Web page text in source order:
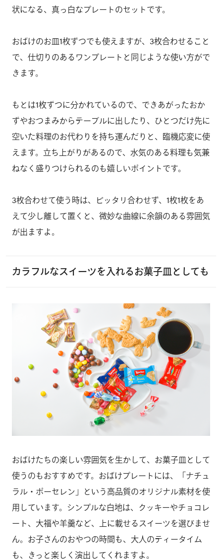
状になる、真っ白なプレートのセットです。
おばけのお皿1枚ずつでも使えますが、3枚合わせること
で、仕切りのあるワンプレートと同じような使い方がで
きます。
もとは1枚ずつに分かれているので、できあがったおか
ずやおつまみからテーブルに出したり、ひとつだけ先に
空いた料理のお代わりを持ち運んだりと、臨機応変に使
えます。立ち上がりがあるので、水気のある料理も気兼
ねなく盛りつけられるのも嬉しいポイントです。
3枚合わせて使う時は、ピッタリ合わせず、1枚1枚をあ
えて少し離して置くと、微妙な曲線に余韻のある雰囲気
が出ますよ。
カラフルなスイーツを入れるお菓子皿としても
おばけたちの楽しい雰囲気を生かして、お菓子皿として
使うのもおすすめです。おばけプレートには、「ナチュ
ラル・ポーセレン」という高品質のオリジナル素材を使
用しています。シンプルな白地は、クッキーやチョコレ
ート、大福や羊羹など、上に載せるスイーツを選びませ
ん。お子さんのおやつの時間も、大人のティータイム
も、きっと楽しく演出してくれますよ。